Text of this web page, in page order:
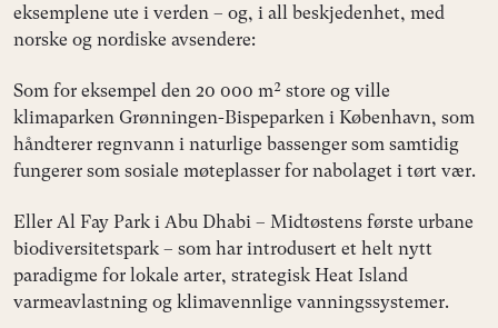
eksemplene ute i verden – og, i all beskjedenhet, med
norske og nordiske avsendere:
Som for eksempel den 20 000 m² store og ville
klimaparken Grønningen-Bispeparken i København, som
håndterer regnvann i naturlige bassenger som samtidig
fungerer som sosiale møteplasser for nabolaget i tørt vær.
Eller Al Fay Park i Abu Dhabi – Midtøstens første urbane
biodiversitetspark – som har introdusert et helt nytt
paradigme for lokale arter, strategisk Heat Island
varmeavlastning og klimavennlige vanningssystemer.